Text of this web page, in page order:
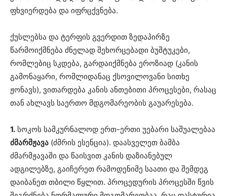
ფხვიერდება და იფრცქვნება.
ქუსლებსა და ტერფის გვერდით ზედაპირზე
წარმოიქმნება ძნელად შეხორცებადი ბუშტუკები,
რომლებიც სკდება, გარდაიქმნება ეროზიად (კანის
გამონაყარი, რომლიდანაც ქსოვილოვანი სითხე
ჟონავს), ვითარდება კანის ანთებითი პროცესები, რასაც
თან ახლავს საერთო მდგომარეობის გაუარესება.
1. სოკოს სამკურნალოდ ერთ-ერთი უებარი საშუალებაა
ძმარმჟავა (ძმრის ესენცია). დაასველეთ ბამბა
ძმარმჟავაში და წაისვით კანის დაზიანებულ
ადგილებზე, გაიჩერეთ რამოდენიმე საათი და შემდეგ
დაიბანეთ თბილი წყლით. პროცედურის პროცესში წვის